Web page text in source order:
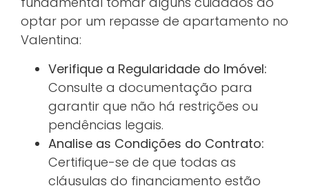
optar por um repasse de apartamento no
Valentina:
Verifique a Regularidade do Imóvel:
Consulte a documentação para
garantir que não há restrições ou
pendências legais.
Analise as Condições do Contrato:
Certifique-se de que todas as
cláusulas do financiamento estão